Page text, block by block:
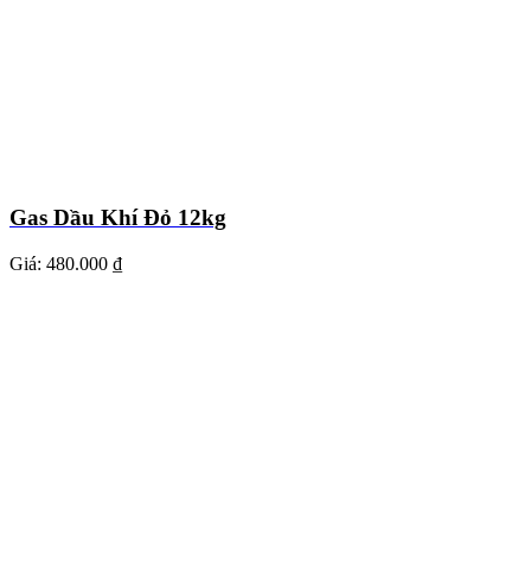
Gas Dầu Khí Đỏ 12kg
Giá: 480.000 ₫